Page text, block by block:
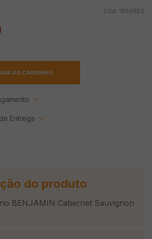
1864653
AO CARRINHO
Entrega
do produto
BENJAMIN Cabernet Sauvignon